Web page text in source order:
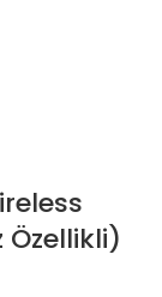
Özellikli)